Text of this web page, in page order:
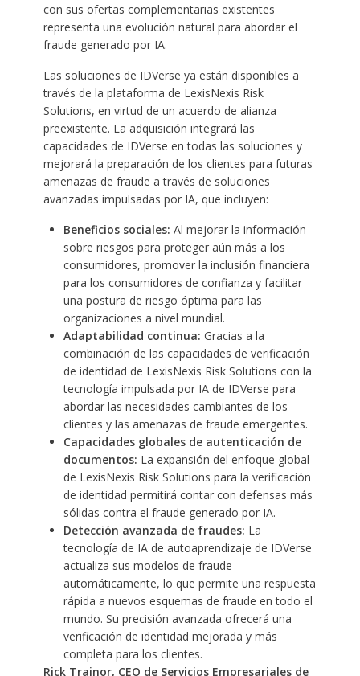
con sus ofertas complementarias existentes
representa una evolución natural para abordar el
fraude generado por IA.
Las soluciones de IDVerse ya están disponibles a
través de la plataforma de LexisNexis Risk
Solutions, en virtud de un acuerdo de alianza
preexistente. La adquisición integrará las
capacidades de IDVerse en todas las soluciones y
mejorará la preparación de los clientes para futuras
amenazas de fraude a través de soluciones
avanzadas impulsadas por IA, que incluyen:
Beneficios sociales: Al mejorar la información
sobre riesgos para proteger aún más a los
consumidores, promover la inclusión financiera
para los consumidores de confianza y facilitar
una postura de riesgo óptima para las
organizaciones a nivel mundial.
Adaptabilidad continua: Gracias a la
combinación de las capacidades de verificación
de identidad de LexisNexis Risk Solutions con la
tecnología impulsada por IA de IDVerse para
abordar las necesidades cambiantes de los
clientes y las amenazas de fraude emergentes.
Capacidades globales de autenticación de
documentos: La expansión del enfoque global
de LexisNexis Risk Solutions para la verificación
de identidad permitirá contar con defensas más
sólidas contra el fraude generado por IA.
Detección avanzada de fraudes: La
tecnología de IA de autoaprendizaje de IDVerse
actualiza sus modelos de fraude
automáticamente, lo que permite una respuesta
rápida a nuevos esquemas de fraude en todo el
mundo. Su precisión avanzada ofrecerá una
verificación de identidad mejorada y más
completa para los clientes.
Rick Trainor, CEO de Servicios Empresariales de